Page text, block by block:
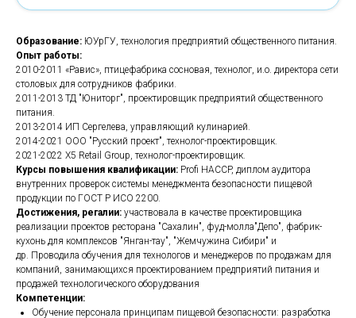
Образование: ЮУрГУ, технология предприятий общественного питания.
Опыт работы:
2010-2011 «Равис», птицефабрика сосновая, технолог, и.о. директора сети
столовых для сотрудников фабрики.
2011-2013 ТД "Юниторг", проектировщик предприятий общественного
питания.
2013-2014 ИП Сергелева, управляющий кулинарией.
2014-2021 ООО "Русский проект", технолог-проектировщик.
2021-2022 Х5 Retail Group, технолог-проектировщик.
Курсы повышения квалификации: Profi HACCP, диплом аудитора
внутренних проверок системы менеджмента безопасности пищевой
продукции по ГОСТ Р ИСО 2200.
Достижения, регалии: участвовала в качестве проектировщика
реализации проектов ресторана "Сахалин", фуд-молла"Депо", фабрик-
кухонь для комплексов "Янган-тау", "Жемчужина Сибири" и
др. Проводила обучения для технологов и менеджеров по продажам для
компаний, занимающихся проектированием предприятий питания и
продажей технологического оборудования
Компетенции:
Обучение персонала принципам пищевой безопасности: разработка